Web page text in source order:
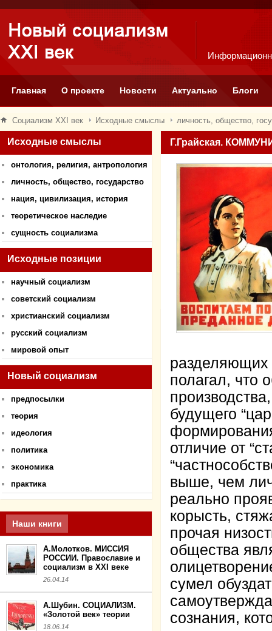
Главная О проекте Новости Актуально Блоги
Социализм XXI век Исходные смыслы личность, общество,
Исходные смыслы
онтология, религия, антропология
личность, общество, государство
нация, цивилизация, история
теоретическое наследие
сущность социализма
Исходные позиции
научный социализм
советский социализм
христианский социализм
русский социализм
мировой опыт
Новый социализм
предпосылки
теория
идеология
политика
экономика
практика
Наши книги
А.Молотков. МИССИЯ
РОССИИ. Православие и
социализм в XXI веке
26.04.14
А.Шубин. СОЦИАЛИЗМ.
«Золотой век» теории
18.06.14
Г.Грайская.
разделяющих
полагал, что
будущего
отличие от
выше, чем
реально
корысть,
прочая
общества
сумел
сознания,